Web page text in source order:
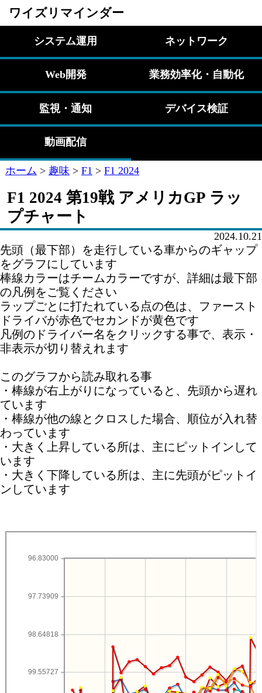
ワイズリマインダー
システム運用 ネットワーク
Web開発 業務効率化・自動化
監視・通知 デバイス検証
動画配信
ホーム > 趣味 > F1 > F1 2024
F1 2024 第19戦 アメリカGP ラッ
プチャート
2024.10.21
先頭（最下部）を走行している車からのギャップ
をグラフにしています
棒線カラーはチームカラーですが、詳細は最下部
の凡例をご覧ください
ラップごとに打たれている点の色は、ファースト
ドライバが赤色でセカンドが黄色です
凡例のドライバー名をクリックする事で、表示・
非表示が切り替えれます
このグラフから読み取れる事
・棒線が右上がりになっていると、先頭から遅れ
ています
・棒線が他の線とクロスした場合、順位が入れ替
わっています
・大きく上昇している所は、主にピットインして
います
・大きく下降している所は、主に先頭がピットイ
ンしています